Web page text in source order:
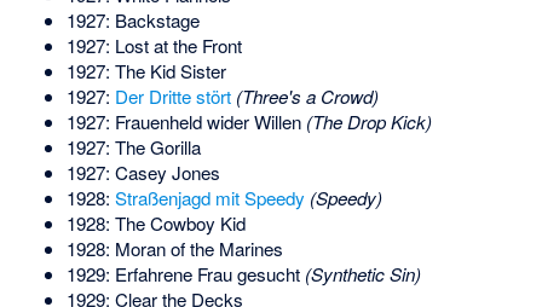
1927: Backstage
1927: Lost at the Front
1927: The Kid Sister
1927: Der Dritte stört (Three's a Crowd)
1927: Frauenheld wider Willen (The Drop Kick)
1927: The Gorilla
1927: Casey Jones
1928: Straßenjagd mit Speedy (Speedy)
1928: The Cowboy Kid
1928: Moran of the Marines
1929: Erfahrene Frau gesucht (Synthetic Sin)
1929: Clear the Decks